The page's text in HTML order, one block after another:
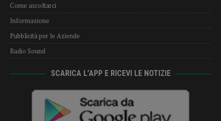
Come ascoltarci
Informazione
Pubblicità per le Aziende
Radio Sound
SCARICA L’APP E RICEVI LE NOTIZIE